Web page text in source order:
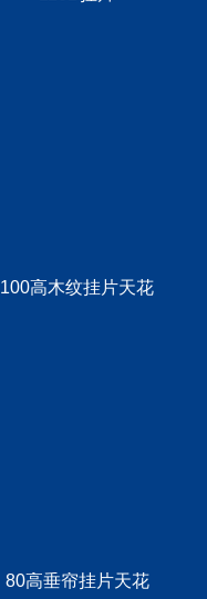
100高木纹挂片天花
80高垂帘挂片天花